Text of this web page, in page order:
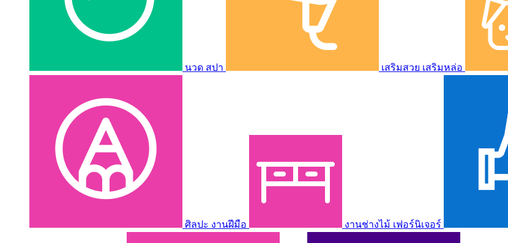
นวด สปา เสริมสวย เสริมหล่อ
ศิลปะ งานฝีมือ งานช่างไม้ เฟอร์นิเจอร์